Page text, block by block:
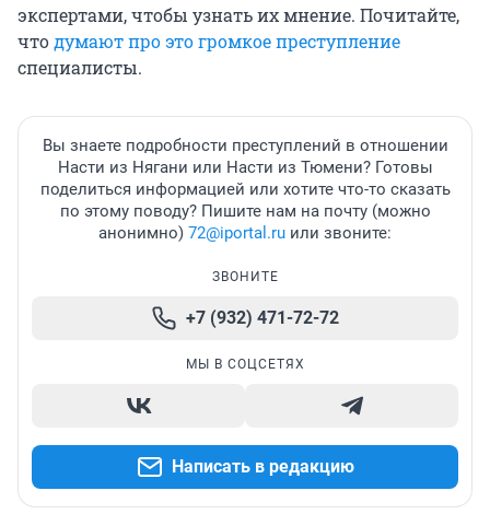
экспертами, чтобы узнать их мнение. Почитайте,
чтодумают про это громкое преступление
специалисты.
Вы знаете подробности преступлений в отношении
Насти из Нягани или Насти из Тюмени? Готовы
поделиться информацией или хотите что-то сказать
по этому поводу? Пишите нам на почту (можно
анонимно) 72@iportal.ru или звоните:
ЗВОНИТЕ
+7 (932) 471-72-72
МЫ В СОЦСЕТЯХ
Написать в редакцию